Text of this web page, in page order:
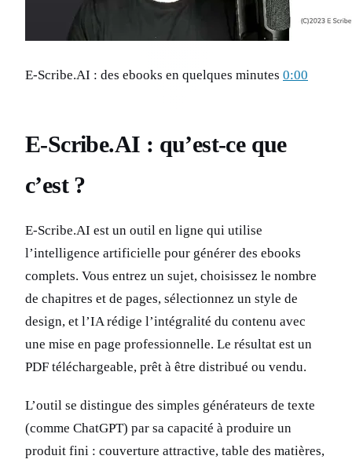
E-Scribe.AI : des ebooks en quelques minutes 0:00
E-Scribe.AI : qu’est-ce que
c’est ?
E-Scribe.AI est un outil en ligne qui utilise
l’intelligence artificielle pour générer des ebooks
complets. Vous entrez un sujet, choisissez le nombre
de chapitres et de pages, sélectionnez un style de
design, et l’IA rédige l’intégralité du contenu avec
une mise en page professionnelle. Le résultat est un
PDF téléchargeable, prêt à être distribué ou vendu.
L’outil se distingue des simples générateurs de texte
(comme ChatGPT) par sa capacité à produire un
produit fini : couverture attractive, table des matières,